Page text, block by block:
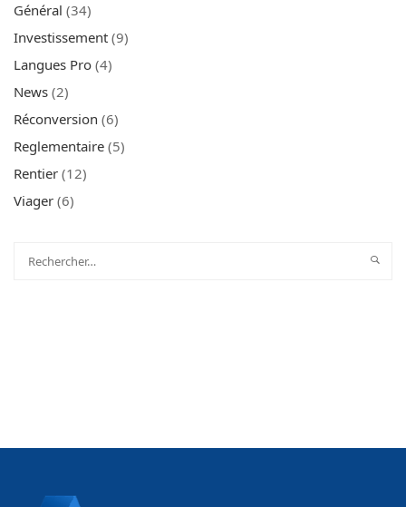
Général (34)
Investissement (9)
Langues Pro (4)
News (2)
Réconversion (6)
Reglementaire (5)
Rentier (12)
Viager (6)